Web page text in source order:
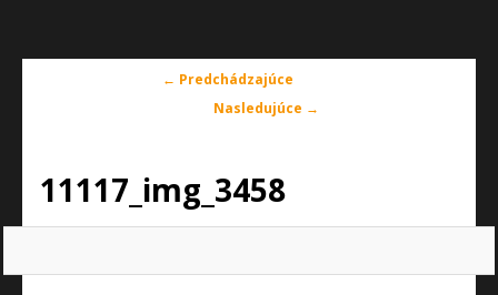
Navigácia
← Predchádzajúce
Nasledujúce →
11117_img_3458